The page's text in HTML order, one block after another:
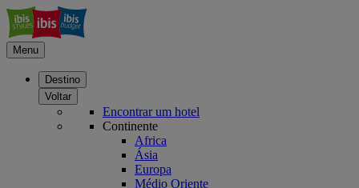
Menu
Destino
Voltar
Encontrar um hotel
Continente
Africa
Ásia
Europa
Médio Oriente